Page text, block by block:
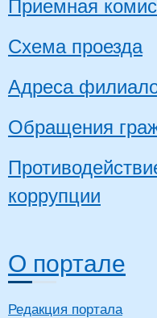
Приемная
Схема проезда
Адреса
Обращения
коррупции
О портале
Редакция портала